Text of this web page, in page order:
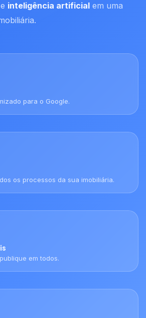
inteligência artificial em uma
para o Google.
os processos da sua imobiliária.
em todos.